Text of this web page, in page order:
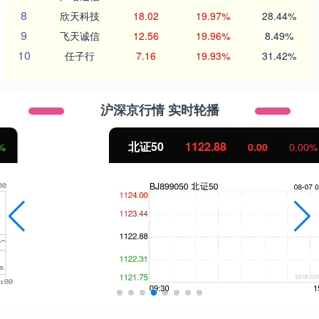
8 欣天科技 18.02 19.97% 28.44%
9 飞天诚信 12.56 19.96% 8.49%
10 任子行 7.16 19.93% 31.42%
沪深京行情 实时轮播
1122.88 0.00 0.00%